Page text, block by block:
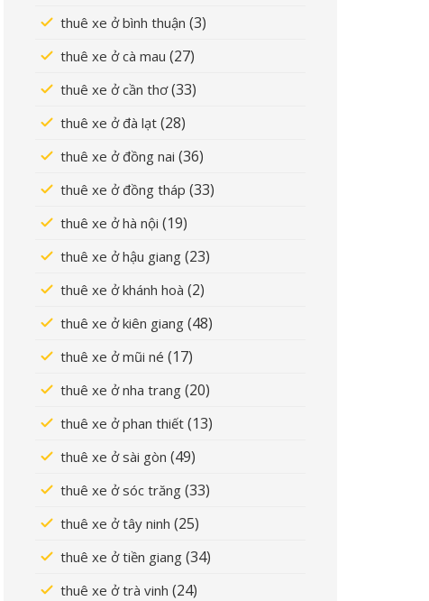
thuê xe ở bình thuận (3)
thuê xe ở cà mau (27)
thuê xe ở cần thơ(33)
thuê xe ở đà lạt (28)
thuê xe ở đồng nai (36)
thuê xe ở đồng tháp (33)
thuê xe ở hà nội (19)
thuê xe ở hậu giang (23)
thuê xe ở khánh hoà (2)
thuê xe ở kiên giang (48)
thuê xe ở mũi né (17)
thuê xe ở nha trang (20)
thuê xe ở phan thiết (13)
thuê xe ở sài gòn (49)
thuê xe ở sóc trăng (33)
thuê xe ở tây ninh (25)
thuê xe ở tiền giang (34)
thuê xe ở trà vinh (24)